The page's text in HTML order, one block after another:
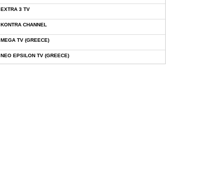
EXTRA 3 TV
KONTRA CHANNEL
MEGA TV (GREECE)
NEO EPSILON TV (GREECE)